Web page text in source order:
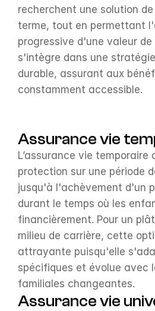
recherchent une solution
terme, tout en permettant
progressive d'une valeur de
s'intègre dans une
durable, assurant aux
constamment accessible.
Assurance vie
L’assurance vie temporaire
protection sur une période
jusqu'à l'achèvement d'un
durant le temps où les
financièrement. Pour un
milieu de carrière, cette
attrayante puisqu'elle
spécifiques et évolue avec
familiales changeantes.
Assurance vie